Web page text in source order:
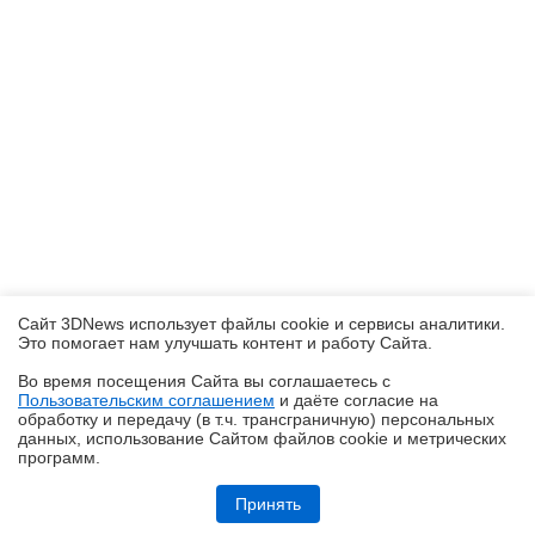
Обзор смартфона HUAWEI Pura 90s Pro: компактный флагман по
Сайт 3DNews использует файлы cookie и сервисы аналитики.
Это помогает нам улучшать контент и работу Cайта.
Во время посещения Cайта вы соглашаетесь с
Пользовательским соглашением и даёте согласие на
обработку и передачу (в т.ч. трансграничную) персональных
данных, использование Cайтом файлов cookie и метрических
программ.
Принять